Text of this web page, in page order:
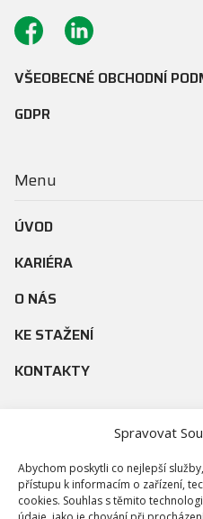
Spravovat
Abychom poskytli co nejlepší
přístupu k informacím o zařízení,
cookies. Souhlas s těmito
Menu
ÚVOD
KARIÉRA
O NÁS
KE STAŽENÍ
KONTAKTY
MĚŘENÍ A REGULACE,
VŠEOBECNÉ OBCHODNÍ
GDPR